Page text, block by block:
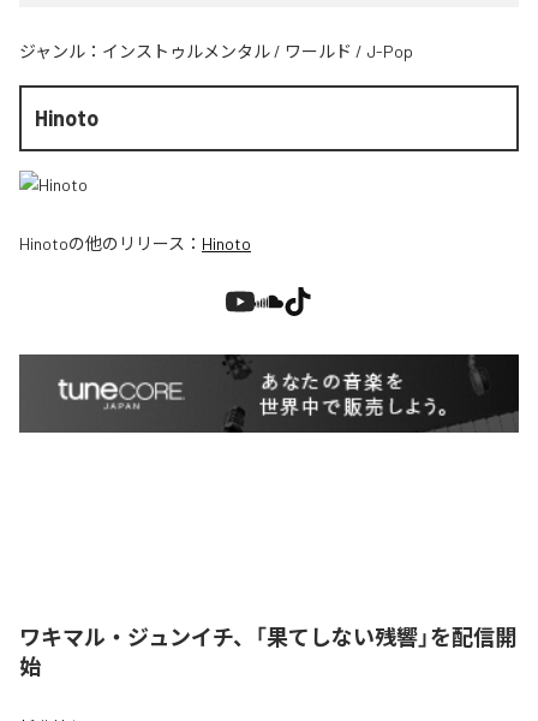
ジャンル： インストゥルメンタル / ワールド / J-Pop
Hinoto
Hinotoの他のリリース： Hinoto
ワキマル・ジュンイチ、「果てしない残響」を配信開
始